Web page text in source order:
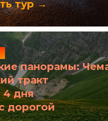
тур →
панорамы:
тракт
4 дня
дорогой